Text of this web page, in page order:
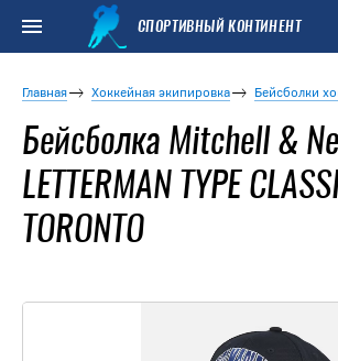
СПОРТИВНЫЙ КОНТИНЕНТ
Главная Хоккейная экипировка Бейсболки
Бейсболка Mitchell &
LETTERMAN TYPE
TORONTO